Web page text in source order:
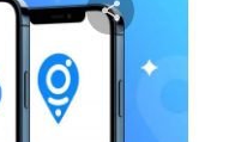
שתף